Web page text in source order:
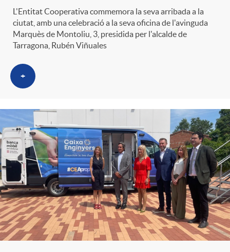
L'Entitat Cooperativa commemora la seva arribada a la
ciutat, amb una celebració a la seva oficina de l'avinguda
Marquès de Montoliu, 3, presidida per l'alcalde de
Tarragona, Rubén Viñuales
+